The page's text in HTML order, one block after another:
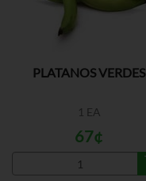
PLATANOS VERDES
1 EA
67¢